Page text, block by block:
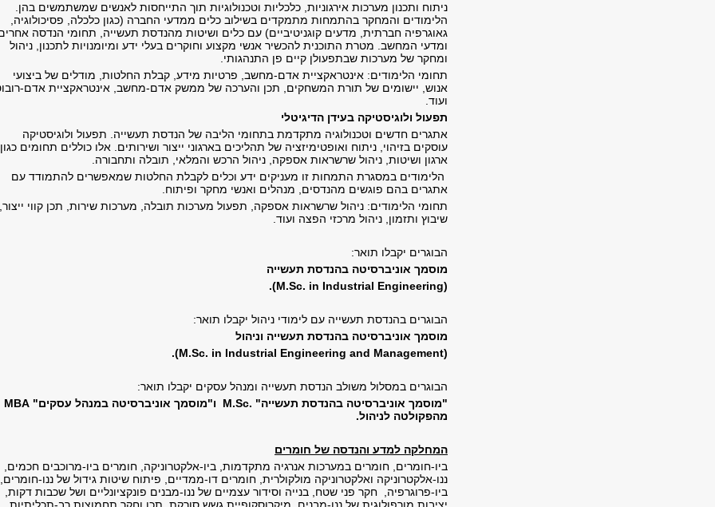
ניתוח ותכנון מערכות אירגוניות, כלכליות וטכנולוגיות תוך התייחסות לאנשים שמשתמשים בהן.
הלימודים והמחקר בהתמחות מתמקדים בשילוב כלים ממדעי החברה (כגון כלכלה, פסיכולוגיה,
גאוגרפיה חברתית, מדעים קוגניטיביים) עם כלים ושיטות מהנדסת תעשייה, תחומי הנדסה
ומדעי המחשב. מטרת התוכנית להכשיר אנשי מקצוע וחוקרים בעלי ידע ומיומנויות לתכנון, ניהול
ומחקר של מערכות שבתפעולן קיים פן התנהגותי.
תחומי הלימודים: אינטראקציית אדם-מחשב, פרטיות מידע, קבלת החלטות, מודלים של ביצועי
אנוש, יישומים של תורת המשחקים, תכן והערכה של ממשק אדם-מחשב, אינטראקציית אדם-
ועוד.
תפעול ולוגיסטיקה בעידן הדיגיטלי
אתגרים חדשים וטכנולוגיה מתקדמת בתחומי הליבה של הנדסת תעשייה. תפעול ולוגיסטיקה
עוסקים בזיהוי, ניתוח ואופטימיזציה של תהליכים בארגוני ייצור ושירותים. אלו כוללים תחומים
ארגון ושיטות, ניהול שרשראות אספקה, ניהול הרכש והמלאי, תובלה ותחבורה.
הלימודים במסגרת התמחות זו מעניקים ידע וכלים לקבלת החלטות שמאפשרים להתמודד עם
אתגרים בהם פוגשים מהנדסים, מנהלים ואנשי מחקר ופיתוח.
תחומי הלימודים: ניהול שרשראות אספקה, תפעול מערכות תובלה, מערכות שירות, תכן קווי ייצור,
שיבוץ ותזמון, ניהול מרכזי הפצה ועוד.
הבוגרים יקבלו תואר:
מוסמך אוניברסיטה בהנדסת תעשייה
(
M.Sc. in Industrial Engineering
).
הבוגרים בהנדסת תעשייה עם לימודי ניהול יקבלו תואר:
מוסמך אוניברסיטה בהנדסת תעשייה וניהול
(M.Sc. in Industrial Engineering and Management)
.
הבוגרים במסלול משולב הנדסת תעשייה ומנהל עסקים יקבלו תואר:
"מוסמך אוניברסיטה בהנדסת תעשייה" M.Sc. ו"מוסמך אוניברסיטה במנהל עסקים" MBA
מהפקולטה לניהול.
המחלקה למדע והנדסה של חומרים
ביו-חומרים, חומרים במערכות אנרגיה מתקדמות, ביו-אלקטרוניקה, חומרים ביו-מרוכבים חכמים,
ננו-אלקטרוניקה ואלקטרוניקה מולקולרית, חומרים דו-ממדיים, פיתוח שיטות גידול של ננו-חומרים,
ביו-פרוגרפיה, חקר פני שטח, בנייה וסידור עצמיים של ננו-מבנים פונקציונליים ושל שכבות דקות,